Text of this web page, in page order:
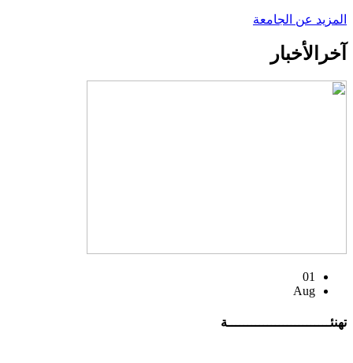
المزيد عن الجامعة
آخر الأخبار
01
Aug
تهنئــــــــــــــــــــــــــة